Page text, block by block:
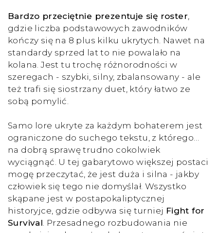
Bardzo przeciętnie prezentuje się roster
gdzie liczba podstawowych zawodników
kończy się na 8 plus kilku ukrytych. Nawet na
standardy sprzed lat to nie powalało na
kolana. Jest tu trochę różnorodności w
szeregach - szybki, silny, zbalansowany - ale
też trafi się siostrzany duet, który łatwo ze
sobą pomylić.
Samo lore ukryte za każdym bohaterem jest
ograniczone do suchego tekstu, z którego…
na dobrą sprawę trudno cokolwiek
wyciągnąć. U tej gabarytowo większej postaci
mogę przeczytać, że jest duża i silna - jakby
człowiek się tego nie domyślał. Wszystko
skąpane jest w postapokaliptycznej
historyjce, gdzie odbywa się turniej Fight for
Survival . Przesadnego rozbudowania nie